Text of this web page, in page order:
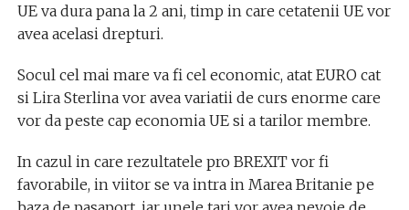
UE va dura pana la 2 ani, timp in care cetatenii UE vor
avea acelasi drepturi.
Socul cel mai mare va fi cel economic, atat EURO cat
si Lira Sterlina vor avea variatii de curs enorme care
vor da peste cap economia UE si a tarilor membre.
In cazul in care rezultatele pro BREXIT vor fi
favorabile, in viitor se va intra in Marea Britanie pe